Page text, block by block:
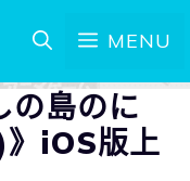
MENU
の島のに
》iOS版上